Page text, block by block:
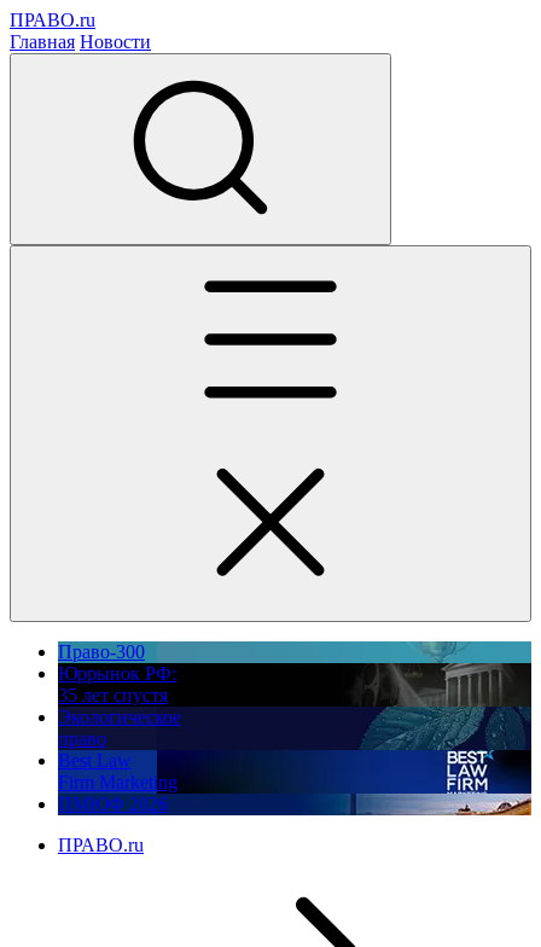
ПРАВО.ru
Главная Новости
Право-300
Юррынок РФ:
35 лет спустя
Экологическое
право
Best Law
Firm Marketing
ПМЮФ 2026
ПРАВО.ru